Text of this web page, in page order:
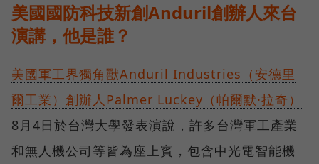
美國國防科技新創Anduril創辦人來台
演講，他是誰？
美國軍工界獨角獸Anduril Industries（安德里
爾工業）創辦人Palmer Luckey（帕爾默·拉奇）
8月4日於台灣大學發表演說，許多台灣軍工產業
和無人機公司等皆為座上賓，包含中光電智能機